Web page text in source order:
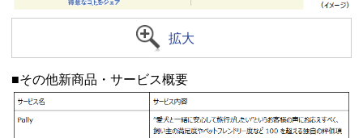
拡大
■その他新商品・サービス概要